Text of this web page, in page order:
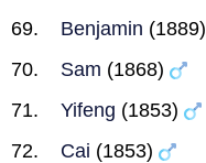
Benjamin (1889)
Sam (1868)
Yifeng (1853)
Cai (1853)